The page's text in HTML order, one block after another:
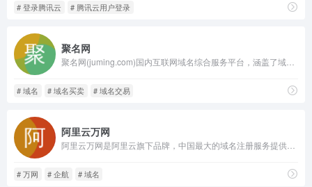
# 登录腾讯云 # 腾讯云用户登录
聚名网
# 域名 # 域名买卖 # 域名交易
阿里云万网
# 万网 # 企航 # 域名